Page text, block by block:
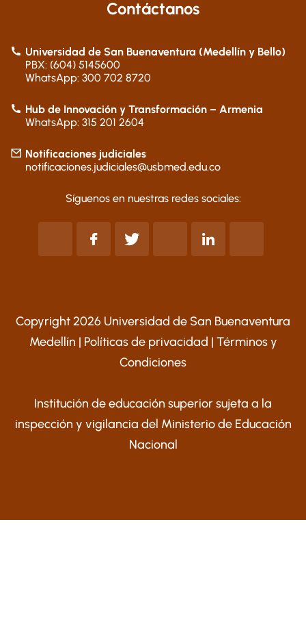
Contáctanos
Universidad de San Buenaventura (Medellín y Bello)
PBX: (604) 5145600
WhatsApp: 300 702 8720
Hub de Innovación y Transformación – Armenia
WhatsApp: 315 201 2604
Notificaciones judiciales
notificaciones.judiciales@usbmed.edu.co
Síguenos en nuestras redes sociales:
Copyright 2026 Universidad de San Buenaventura
Medellín | Políticas de privacidad | Términos y
Condiciones
Institución de educación superior sujeta a la
inspección y vigilancia del Ministerio de Educación
Nacional